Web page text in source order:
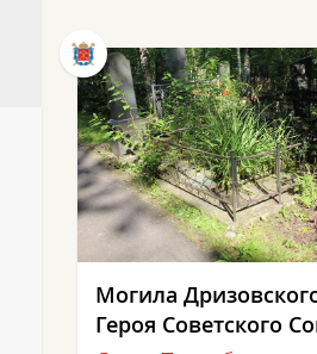
Могила
Героя Советского